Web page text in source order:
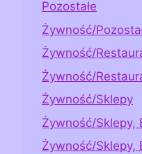
Pozostałe
Żywność/
Żywność/
Żywność/
Żywność/Sklepy
Żywność/Sklepy,
Żywność/Sklepy,